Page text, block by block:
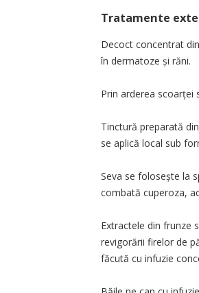
Tratamente
Decoct concentrat
în dermatoze și răni.
Prin arderea scoarței
Tinctură preparată
se aplică local sub
Seva se folosește la
combată cuperoza,
Extractele din frunze
revigorării firelor de
făcută cu infuzie